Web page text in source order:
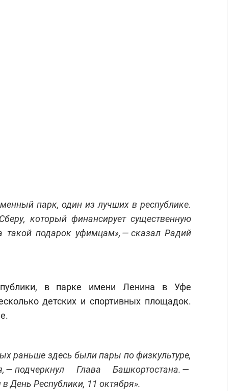
парк, один из лучших в республике.
который финансирует существенную
такой подарок уфимцам», — сказал Радий
в парке имени Ленина в Уфе
детских и спортивных площадок.
раньше здесь были пары по физкультуре,
— подчеркнул Глава Башкортостана. —
День Республики, 11 октября».